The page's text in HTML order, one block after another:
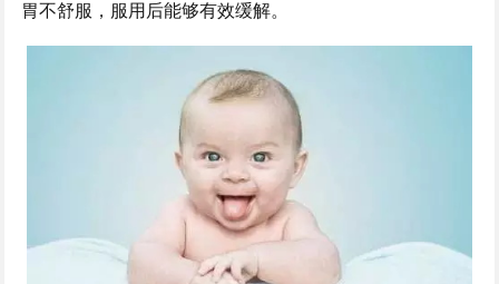
胃不舒服，服用后能够有效缓解。